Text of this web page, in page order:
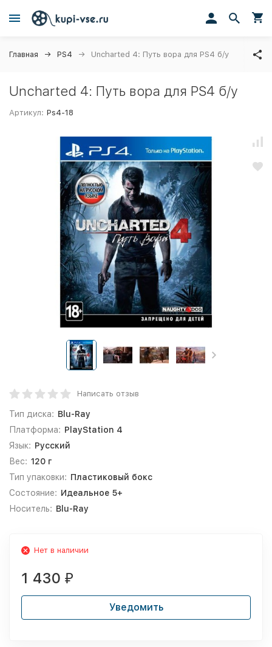
Главная PS4 Uncharted 4: Путь вора для PS4 б/у
Uncharted 4: Путь вора для PS4 б/у
Артикул: Ps4-18
Написать отзыв
Тип диска: Blu-Ray
Платформа: PlayStation 4
Язык: Русский
Вес: 120 г
Тип упаковки: Пластиковый бокс
Состояние: Идеальное 5+
Носитель: Blu-Ray
Нет в наличии
1 430 ₽
Уведомить